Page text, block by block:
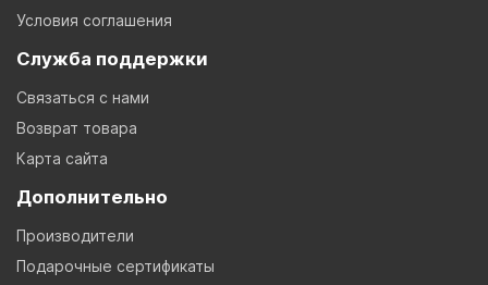
Условия соглашения
Служба поддержки
Связаться с нами
Возврат товара
Карта сайта
Дополнительно
Производители
Подарочные сертификаты